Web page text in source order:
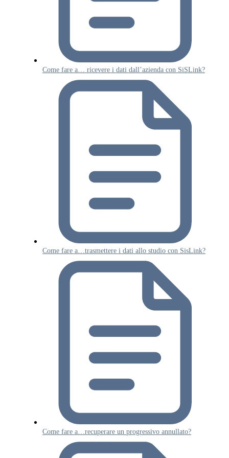
Come fare a… ricevere i dati dall’azienda con SiSLink?
Come fare a…trasmettere i dati allo studio con SisLink?
Come fare a…recuperare un progressivo annullato?